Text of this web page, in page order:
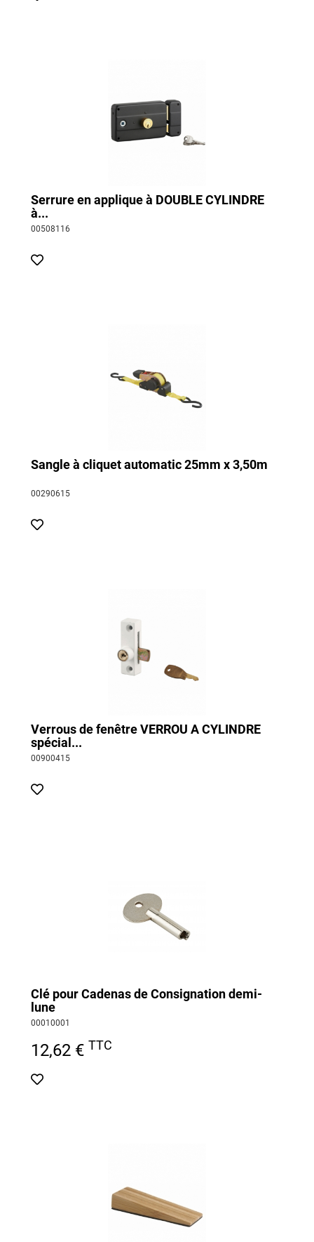
Serrure en applique à DOUBLE CYLINDRE
à...
00508116
Sangle à cliquet automatic 25mm x 3,50m
00290615
Verrous de fenêtre VERROU A CYLINDRE
spécial...
00900415
Clé pour Cadenas de Consignation demi-
lune
00010001
12,62 € TTC